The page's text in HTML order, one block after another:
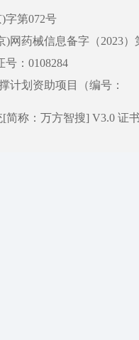
字第072号
网药械信息备字（2023）
：0108284
计划资助项目（编号：
称：万方智搜] V3.0 证